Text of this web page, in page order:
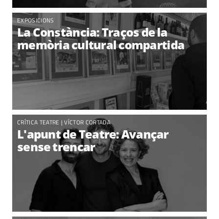
EXPOSICIONS
La Constància: Traços de la
memòria cultural compartida
CRÍTICA TEATRE |VÍCTOR CORTADA
L'apunt de Teatre: Avançar
sense trencar